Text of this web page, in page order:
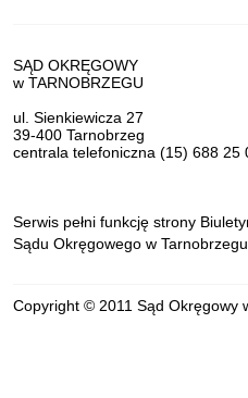
Dane teleadresowe
SĄD OKRĘGOWY
w TARNOBRZEGU
ul. Sienkiewicza 27
39-400 Tarnobrzeg
centrala telefoniczna (15) 688 25
Serwis pełni funkcję strony
Sądu Okręgowego w Tarnobrzegu
Copyright © 2011 Sąd Okręgowy